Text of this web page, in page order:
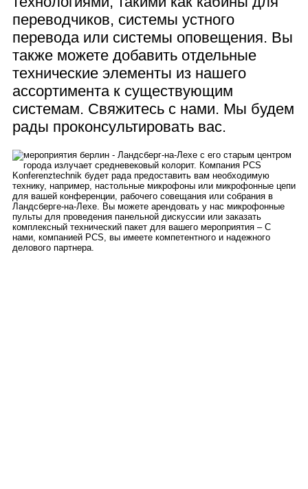
переводчиков, системы устного
перевода или системы оповещения. Вы
также можете добавить отдельные
технические элементы из нашего
ассортимента к существующим
системам. Свяжитесь с нами. Мы будем
рады проконсультировать вас.